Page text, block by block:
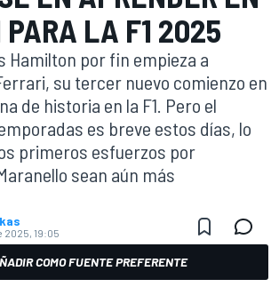
PARA LA F1 2025
Hamilton por fin empieza a
su tercer nuevo comienzo en
de historia en la F1. Pero el
es breve estos días, lo
primeros esfuerzos por
sean aún más
2025, 19:05
COMO FUENTE PREFERENTE